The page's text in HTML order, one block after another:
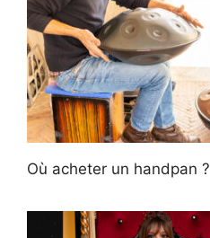
Où acheter un handpan ?